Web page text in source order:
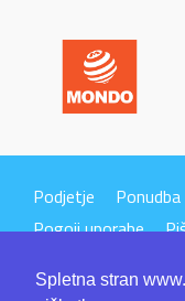
Spletna stran
Podjetje Ponudba
Pogoji uporabe